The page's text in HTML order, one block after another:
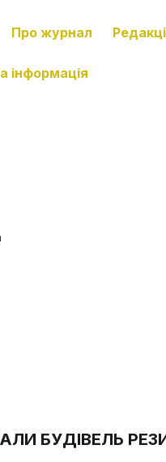
Про журнал
інформація
БУДІВЕЛЬ